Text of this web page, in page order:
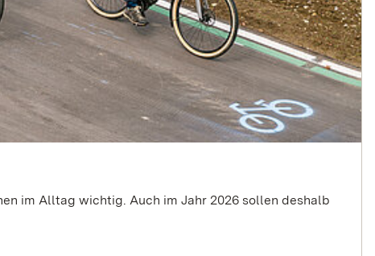
im Alltag wichtig. Auch im Jahr 2026 sollen deshalb